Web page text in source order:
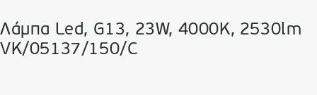
Λάμπα Led, G13, 23W, 4000K, 2530lm
VK/05137/150/C